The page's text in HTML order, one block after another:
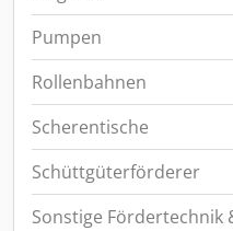
Pumpen
Rollenbahnen
Scherentische
Schüttgüterförderer
Sonstige Fördertechnik